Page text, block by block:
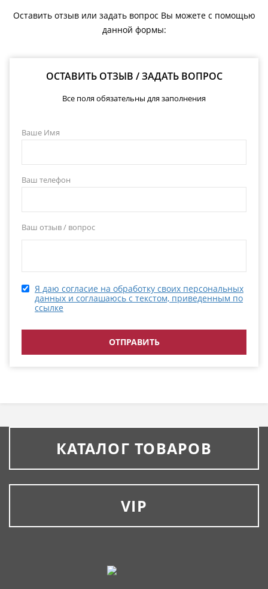
Оставить отзыв или задать вопрос Вы можете с помощью
данной формы:
ОСТАВИТЬ ОТЗЫВ / ЗАДАТЬ ВОПРОС
Все поля обязательны для заполнения
Ваше Имя
Ваш телефон
Ваш отзыв / вопрос
Я даю согласие на обработку своих персональных
данных и соглашаюсь с текстом, приведенным по
ссылке
КАТАЛОГ ТОВАРОВ
VIP